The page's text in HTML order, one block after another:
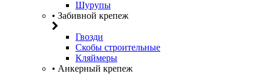
Шурупы
• Забивной крепеж
Гвозди
Скобы строительные
Кляймеры
• Анкерный крепеж